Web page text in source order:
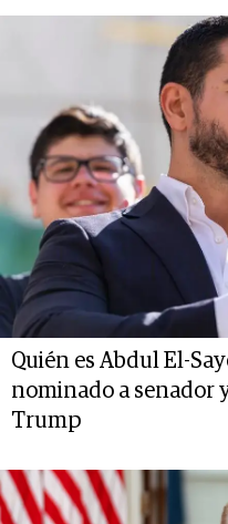
Quién es Abdul El-
nominado a senador
Trump